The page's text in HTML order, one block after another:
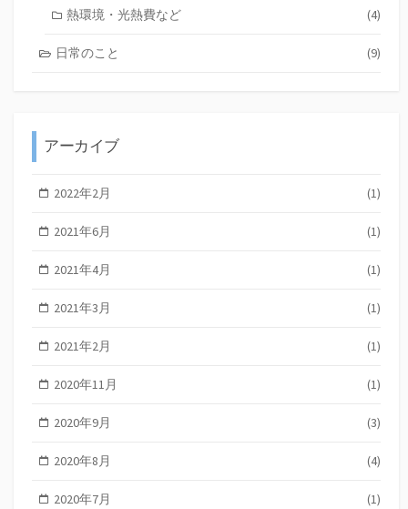
熱環境・光熱費など (4)
日常のこと (9)
アーカイブ
2022年2月 (1)
2021年6月 (1)
2021年4月 (1)
2021年3月 (1)
2021年2月 (1)
2020年11月 (1)
2020年9月 (3)
2020年8月 (4)
2020年7月 (1)